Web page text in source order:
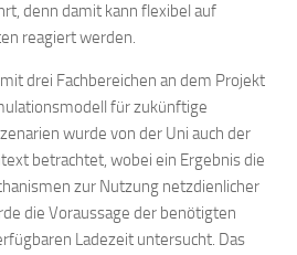
denn damit kann flexibel auf
reagiert werden.
drei Fachbereichen an dem Projekt
für zukünftige
wurde von der Uni auch der
betrachtet, wobei ein Ergebnis die
zur Nutzung netzdienlicher
die Voraussage der benötigten
Ladezeit untersucht. Das